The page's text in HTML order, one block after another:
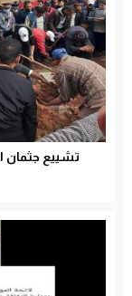
تشييع جثمان